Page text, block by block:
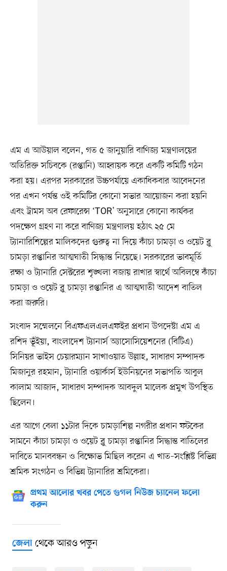
এম এ আউয়াল বলেন, গত ৫ জানুয়ারি বাণিজ্য মন্ত্রণালয়ের
অতিরিক্ত সচিবকে (রপ্তানি) আহ্বায়ক করে একটি কমিটি গঠন
করা হয়। এরপর সরকারের উচ্চপর্যায়ে একাধিকবার আবেদনের
পর এখন পর্যন্ত ওই কমিটির কোনো সভার আয়োজন করা হয়নি
এবং ট্রামস অব রেফারেন্স ‘TOR’ অনুসারে কোনো কার্যকর
পদক্ষেপ গ্রহণ না করে বাণিজ্য মন্ত্রণালয় হঠাৎ ২৫ মে
ট্যানারিশিল্পের মালিকদের গুরুত্ব না দিয়ে কাঁচা চামড়া ও ওয়েট ব্লু
চামড়া রপ্তানির আত্মঘাতী সিদ্ধান্ত নিয়েছে। সরকারের ভাবমূর্তি
রক্ষা ও ট্যানারি সেক্টরের শৃঙ্খলা বজায় রাখার স্বার্থে অবিলম্বে কাঁচা
চামড়া ও ওয়েট ব্লু চামড়া রপ্তানির এ আত্মঘাতী আদেশ বাতিল
করা জরুরি।
সংবাদ সম্মেলনে বিএফএলএলএফইর প্রধান উপদেষ্টা এম এ
রশিদ ভূঁইয়া, বাংলাদেশ ট্যানার্স অ্যাসোসিয়েশনের (বিটিএ)
সিনিয়র ভাইস চেয়ারম্যান সাখাওয়াত উল্লাহ, সাধারণ সম্পাদক
মিজানুর রহমান, ট্যানারি ওয়ার্কার্স ইউনিয়নের সভাপতি আবুল
কালাম আজাদ, সাধারণ সম্পাদক আবদুল মালেক প্রমুখ উপস্থিত
ছিলেন।
এর আগে বেলা ১১টার দিকে চামড়াশিল্প নগরীর প্রধান ফটকের
সামনে কাঁচা চামড়া ও ওয়েট ব্লু চামড়া রপ্তানির সিদ্ধান্ত বাতিলের
দাবিতে মানববন্ধন ও বিক্ষোভ মিছিল করেন এ খাত–সংশ্লিষ্ট বিভিন্ন
শ্রমিক সংগঠন ও বিভিন্ন ট্যানারির শ্রমিকেরা।
প্রথম আলোর খবর পেতে গুগল নিউজ চ্যানেল ফলো
করুন
জেলাথেকে আরও পড়ুন